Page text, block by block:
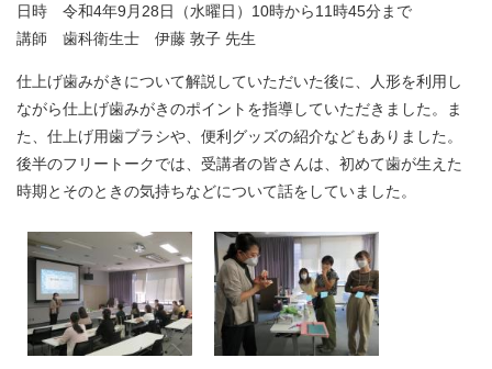
日時 令和4年9月28日（水曜日）10時から11時45分まで
講師 歯科衛生士 伊藤 敦子 先生
仕上げ歯みがきについて解説していただいた後に、人形を利用し
ながら仕上げ歯みがきのポイントを指導していただきました。ま
た、仕上げ用歯ブラシや、便利グッズの紹介などもありました。
後半のフリートークでは、受講者の皆さんは、初めて歯が生えた
時期とそのときの気持ちなどについて話をしていました。